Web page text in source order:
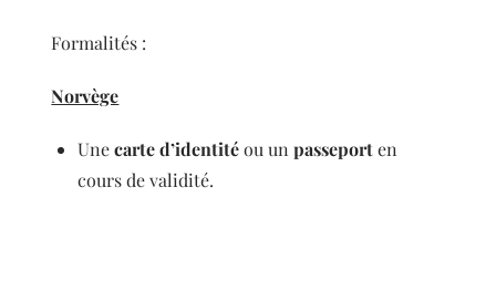
Formalités :
Norvège
Unecarte d’identitéou unpasseporten
cours de validité.